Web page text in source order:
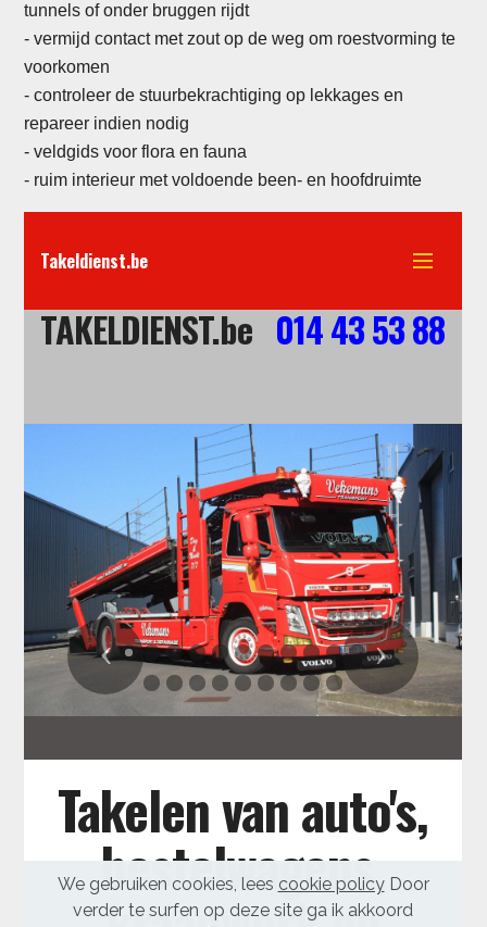
tunnels of onder bruggen rijdt
- vermijd contact met zout op de weg om roestvorming te
voorkomen
- controleer de stuurbekrachtiging op lekkages en
repareer indien nodig
-veldgids voor flora en fauna
- ruim interieur met voldoende been- en hoofdruimte